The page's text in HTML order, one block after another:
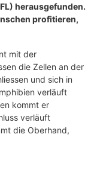
herausgefunden.
profitieren,
mit der
die Zellen an der
und sich in
verläuft
kommt er
verläuft
die Oberhand,